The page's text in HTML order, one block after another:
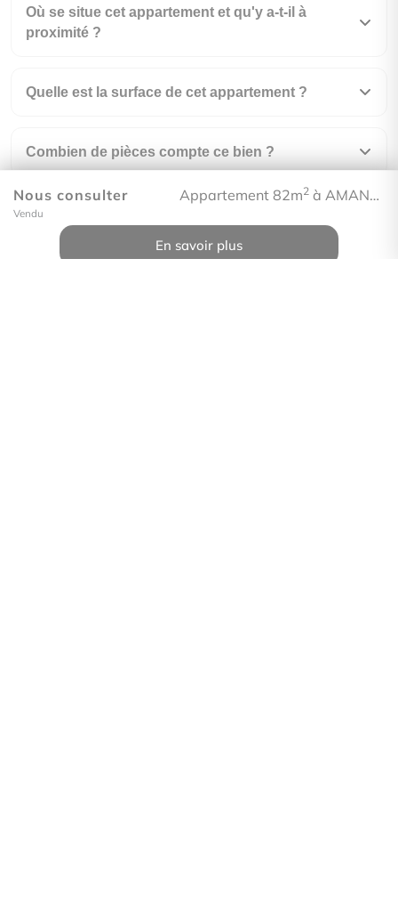
Nous consulter Appartement 82m2à AMANCY
Vendu
En savoir plus
Où se situe cet appartement et qu'y a-t-il à
proximité ?
Quelle est la surface de cet appartement ?
Combien de pièces compte ce bien ?
À quel étage se situe ce bien ?